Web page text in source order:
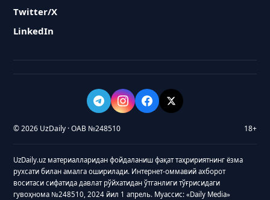
Twitter/X
LinkedIn
© 2026 UzDaily · ОАВ №248510 18+
UzDaily.uz материалларидан фойдаланиш фақат таҳририятнинг ёзма
рухсати билан амалга оширилади. Интернет-оммавий ахборот
воситаси сифатида давлат рўйхатидан ўтганлиги тўғрисидаги
гувоҳнома №248510, 2024 йил 1 апрель. Муассис: «Daily Media»